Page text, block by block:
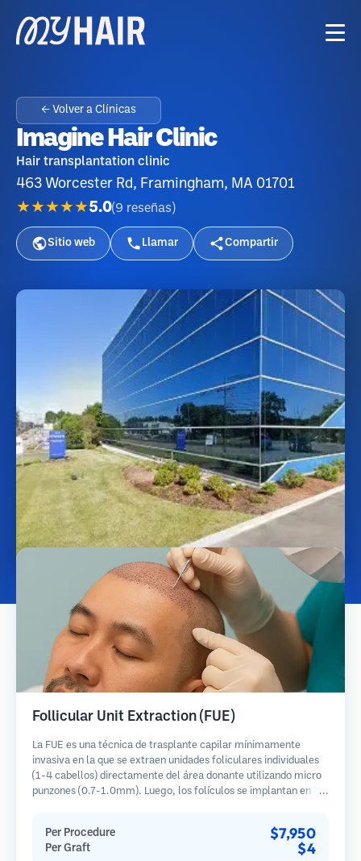
← Volver a Clínicas
Imagine Hair Clinic
Hair transplantation clinic
463 Worcester Rd, Framingham, MA 01701
★★★★★5.0(9 reseñas )
Sitio web Llamar Compartir
Follicular Unit Extraction (FUE)
La FUE es una técnica de trasplante capilar mínimamente
invasiva en la que se extraen unidades foliculares individuales
(1-4 cabellos) directamente del área donante utilizando micro
punzones (0.7-1.0mm). Luego, los folículos se implantan en las
en comparación con los métodos de extracción de tiras.
Per Procedure $7,950
Per Graft $4